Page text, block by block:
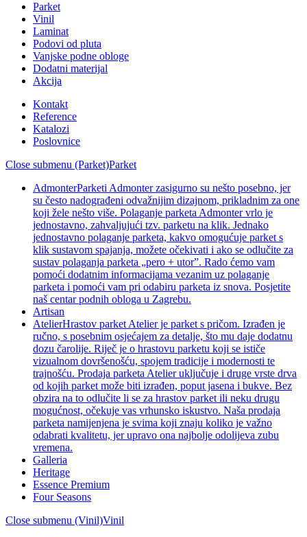
Parket
Vinil
Laminat
Podovi od pluta
Vanjske podne obloge
Dodatni materijal
Akcija
Kontakt
Reference
Katalozi
Poslovnice
Close submenu (Parket)Parket
AdmonterParketi Admonter zasigurno su nešto posebno, jer
su često nadograđeni odvažnijim dizajnom, prikladnim za one
koji žele nešto više. Polaganje parketa Admonter vrlo je
jednostavno, zahvaljujući tzv. parketu na klik. Jednako
jednostavno polaganje parketa, kakvo omogućuje parket s
klik sustavom spajanja, možete očekivati i ako se odlučite za
sustav polaganja parketa „pero + utor”. Rado ćemo vam
pomoći dodatnim informacijama vezanim uz polaganje
parketa i pomoći vam pri odabiru parketa iz snova. Posjetite
naš centar podnih obloga u Zagrebu.
Artisan
AtelierHrastov parket Atelier je parket s pričom. Izrađen je
ručno, s posebnim osjećajem za detalje, što mu daje dodatnu
dozu čarolije. Riječ je o hrastovu parketu koji se ističe
vizualnom dovršenošću, spojem tradicije i modernosti te
trajnošću. Prodaja parketa Atelier uključuje i druge vrste drva
od kojih parket može biti izrađen, poput jasena i bukve. Bez
obzira na to odlučite li se za hrastov parket ili neku drugu
mogućnost, očekuje vas vrhunsko iskustvo. Naša prodaja
parketa namijenjena je svima koji znaju koliko je važno
odabrati kvalitetu, jer upravo ona najbolje odolijeva zubu
vremena.
Galleria
Heritage
Essence Premium
Four Seasons
Close submenu (Vinil)Vinil